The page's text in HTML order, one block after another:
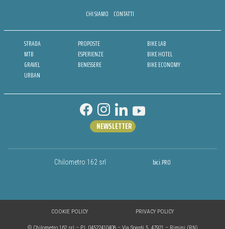
CHI SIAMO CONTATTI
STRADA
MTB
GRAVEL
URBAN
PROPOSTE
ESPERIENZE
BENESSERE
BIKE LAB
BIKE HOTEL
BIKE ECONOMY
Chilometro 162 srl bici.PRO
NEWSLETTER
COOKIE POLICY PRIVACY POLICY